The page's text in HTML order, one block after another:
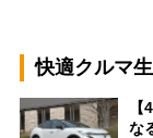
快適クルマ
な